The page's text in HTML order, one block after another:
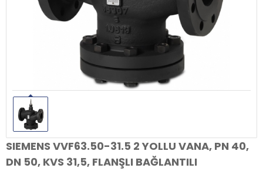
SIEMENS VVF63.50-31.5 2 YOLLU VANA, PN 40,
DN 50, KVS 31,5, FLANŞLI BAĞLANTILI